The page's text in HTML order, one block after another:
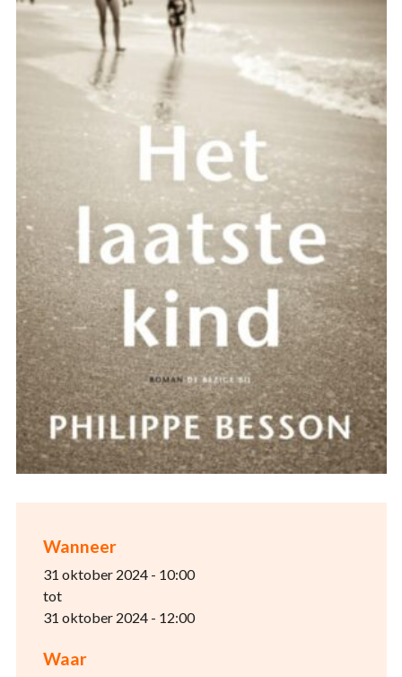
Wanneer
31 oktober 2024 - 10:00
tot
31 oktober 2024 - 12:00
Waar